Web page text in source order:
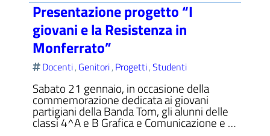
Presentazione progetto “I
giovani e la Resistenza in
Monferrato”
Docenti, Genitori, Progetti,Studenti
Sabato 21 gennaio, in occasione della
commemorazione dedicata ai giovani
partigiani della Banda Tom, gli alunni delle
classi 4^A e B Grafica e Comunicazione e …